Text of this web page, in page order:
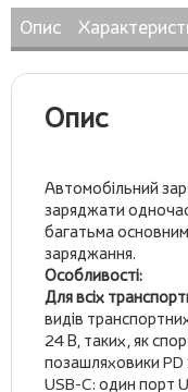
Опис
Опис
Автомобільний
заряджати
багатьма
заряджання.
Особливості:
Для всіх
видів
24 В, таких, як
позашляховики
USB-C: один порт